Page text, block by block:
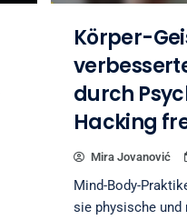
Körper-
durch
Hacking
Mira Jovanović
Mind-Body-
sie physische und